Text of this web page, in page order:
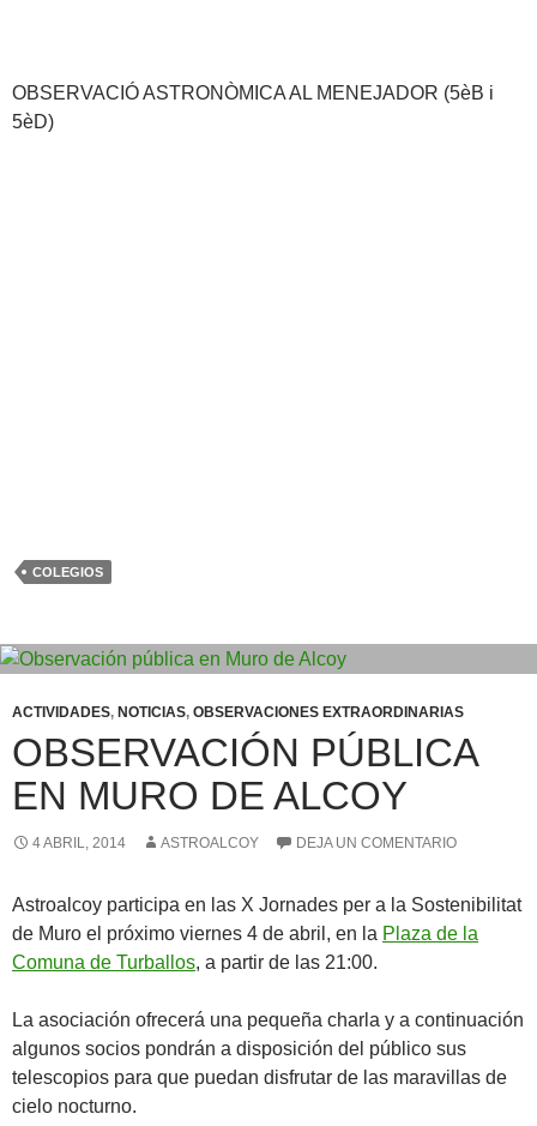
OBSERVACIÓ ASTRONÒMICA AL MENEJADOR (5èB i
5èD)
COLEGIOS
ACTIVIDADES, NOTICIAS, OBSERVACIONES EXTRAORDINARIAS
OBSERVACIÓN PÚBLICA
EN MURO DE ALCOY
4 ABRIL, 2014 ASTROALCOY DEJA UN COMENTARIO
Astroalcoy participa en las X Jornades per a la Sostenibilitat
de Muro el próximo viernes 4 de abril, en la Plaza de la
Comuna de Turballos, a partir de las 21:00.
La asociación ofrecerá una pequeña charla y a continuación
algunos socios pondrán a disposición del público sus
telescopios para que puedan disfrutar de las maravillas de
cielo nocturno.